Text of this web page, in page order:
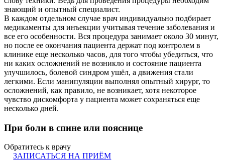
знающий и опытный специалист.
В каждом отдельном случае врач индивидуально подбирает
медикаменты для инъекции учитывая течение заболевания и
все его особенности. Вся процедура занимает около 30 минут,
но после ее окончания пациента держат под контролем в
клинике еще несколько часов, для того чтобы убедиться, что
ни каких осложнений не возникло и состояние пациента
улучшилось, болевой синдром ушёл, а движения стали
легкими. Если манипуляции выполнял опытный хирург, то
осложнений, как правило, не возникает, хотя некоторое
чувство дискомфорта у пациента может сохраняться еще
несколько дней.
При боли в спине или пояснице
Обратитесь к врачу
ЗАПИСАТЬСЯ НА ПРИЁМ